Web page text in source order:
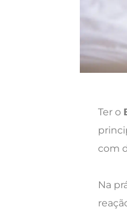
Ter o
com
Na